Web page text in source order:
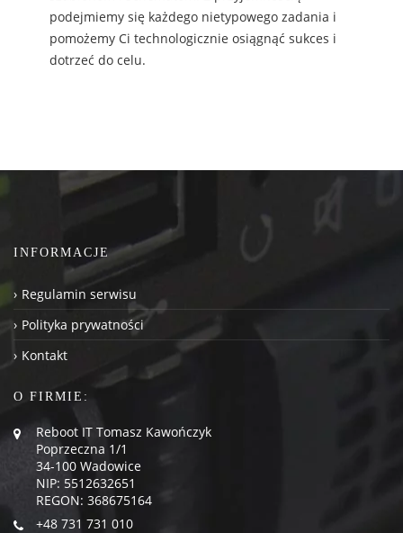
podejmiemy się każdego nietypowego zadania i
pomożemy Ci technologicznie osiągnąć sukces i
dotrzeć do celu.
INFORMACJE
Regulamin serwisu
Polityka prywatności
Kontakt
O FIRMIE:
Reboot IT Tomasz Kawończyk
Poprzeczna 1/1
34-100 Wadowice
NIP: 5512632651
REGON: 368675164
+48 731 731 010